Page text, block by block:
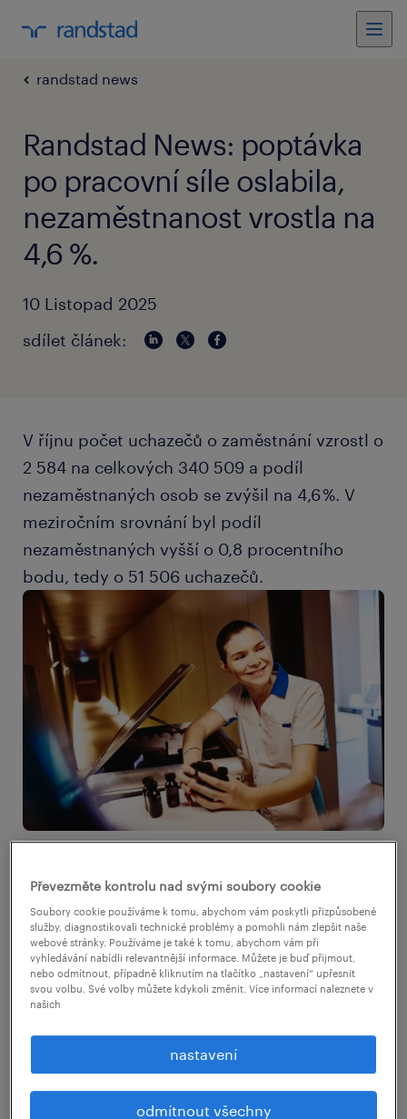
randstad news
Randstad News: poptávka
po pracovní síle oslabila,
nezaměstnanost vrostla na
4,6 %.
10 Listopad 2025
sdílet článek:
V říjnu počet uchazečů o zaměstnání vzrostl o
2 584 na celkových 340 509 a podíl
nezaměstnaných osob se zvýšil na 4,6 %. V
meziročním srovnání byl podíl
nezaměstnaných vyšší o 0,8 procentního
bodu, tedy o 51 506 uchazečů.
Co se týká nezaměstnanosti v jednotlivých
okresech, tak v říjnu měly nejvyšší podíl
nezaměstnaných osob okresy Most (9,7 %),
Karviná (9,4 %), dále Chomutov, Bruntál,
Sokolov (všechny 7,6 %) a Ostrava (7,2 %).
Naopak velmi nízkou nezaměstnanost, tedy
pod 3 %, eviduje Úřad práce ČR tradičně v
okresech Praha-východ a Praha-západ, ale
Převezměte kontrolu nad svými soubory cookie
Soubory cookie používáme k tomu, abychom vám poskytli přizpůsobené
služby, diagnostikovali technické problémy a pomohli nám zlepšit naše
webové stránky. Používáme je také k tomu, abychom vám při
vyhledávání nabídli relevantnější informace. Můžete je buď přijmout,
nebo odmítnout, případně kliknutím na tlačítko „nastavení“ upřesnit
svou volbu. Své volby můžete kdykoli změnit. Více informací naleznete v
našich
nastavení
odmítnout všechny